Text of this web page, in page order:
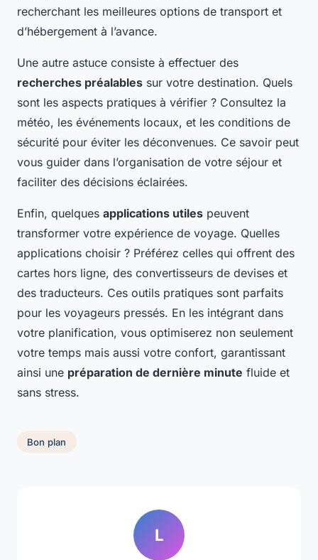
recherchant les meilleures options de transport et
d’hébergement à l’avance.
Une autre astuce consiste à effectuer des
recherches préalables sur votre destination. Quels
sont les aspects pratiques à vérifier ? Consultez la
météo, les événements locaux, et les conditions de
sécurité pour éviter les déconvenues. Ce savoir peut
vous guider dans l’organisation de votre séjour et
faciliter des décisions éclairées.
Enfin, quelques applications utiles peuvent
transformer votre expérience de voyage. Quelles
applications choisir ? Préférez celles qui offrent des
cartes hors ligne, des convertisseurs de devises et
des traducteurs. Ces outils pratiques sont parfaits
pour les voyageurs pressés. En les intégrant dans
votre planification, vous optimiserez non seulement
votre temps mais aussi votre confort, garantissant
ainsi une préparation de dernière minute fluide et
sans stress.
Bon plan
L